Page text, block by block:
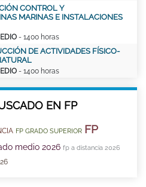
CONTROL Y
MARINAS E INSTALACIONES
- 1400 horas
DE ACTIVIDADES FÍSICO-
- 1400 horas
EN FP
FP GRADO SUPERIOR FP
medio 2026 fp a distancia 2026